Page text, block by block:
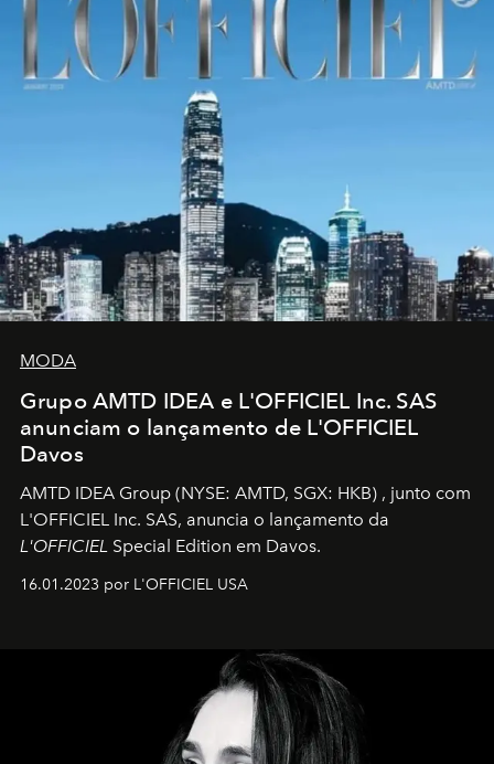
MODA
Grupo AMTD IDEA e L'OFFICIEL Inc. SAS
anunciam o lançamento de L'OFFICIEL
Davos
AMTD IDEA Group (NYSE: AMTD, SGX: HKB) , junto com
L'OFFICIEL Inc. SAS, anuncia o lançamento da
L'OFFICIEL Special Edition em Davos.
16.01.2023 por L'OFFICIEL USA